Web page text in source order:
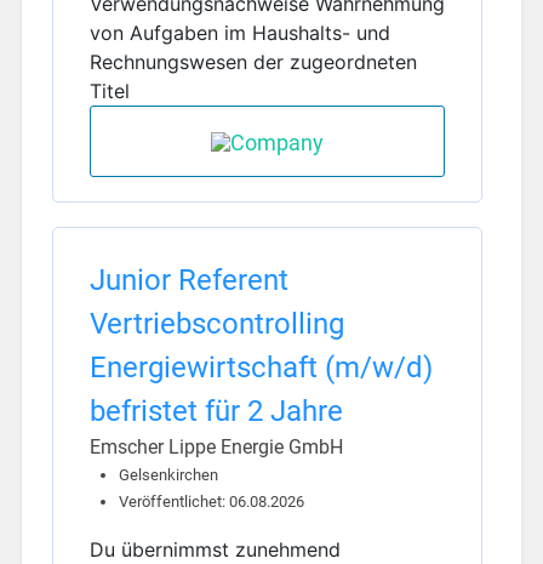
von Aufgaben im Haushalts- und
Rechnungswesen der zugeordneten
Titel
Junior Referent
Vertriebscontrolling
Energiewirtschaft (m/w/d)
befristet für 2 Jahre
Emscher Lippe Energie GmbH
Gelsenkirchen
Veröffentlichet: 06.08.2026
Du übernimmst zunehmend